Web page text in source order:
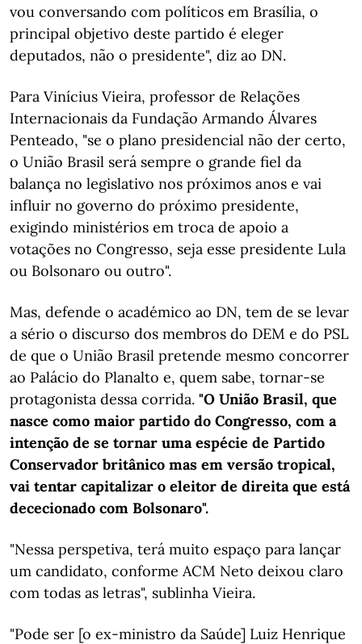
vou conversando com políticos em Brasília, o
principal objetivo deste partido é eleger
deputados, não o presidente", diz ao DN.
Para Vinícius Vieira, professor de Relações
Internacionais da Fundação Armando Álvares
Penteado, "se o plano presidencial não der certo,
o União Brasil será sempre o grande fiel da
balança no legislativo nos próximos anos e vai
influir no governo do próximo presidente,
exigindo ministérios em troca de apoio a
votações no Congresso, seja esse presidente Lula
ou Bolsonaro ou outro".
Mas, defende o académico ao DN, tem de se levar
a sério o discurso dos membros do DEM e do PSL
de que o União Brasil pretende mesmo concorrer
ao Palácio do Planalto e, quem sabe, tornar-se
protagonista dessa corrida. "O União Brasil, que
nasce como maior partido do Congresso, com a
intenção de se tornar uma espécie de Partido
Conservador britânico mas em versão tropical,
vai tentar capitalizar o eleitor de direita que está
dececionado com Bolsonaro".
"Nessa perspetiva, terá muito espaço para lançar
um candidato, conforme ACM Neto deixou claro
com todas as letras", sublinha Vieira.
"Pode ser [o ex-ministro da Saúde] Luiz Henrique